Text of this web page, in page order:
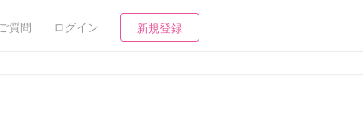
質問 ログイン 新規登録